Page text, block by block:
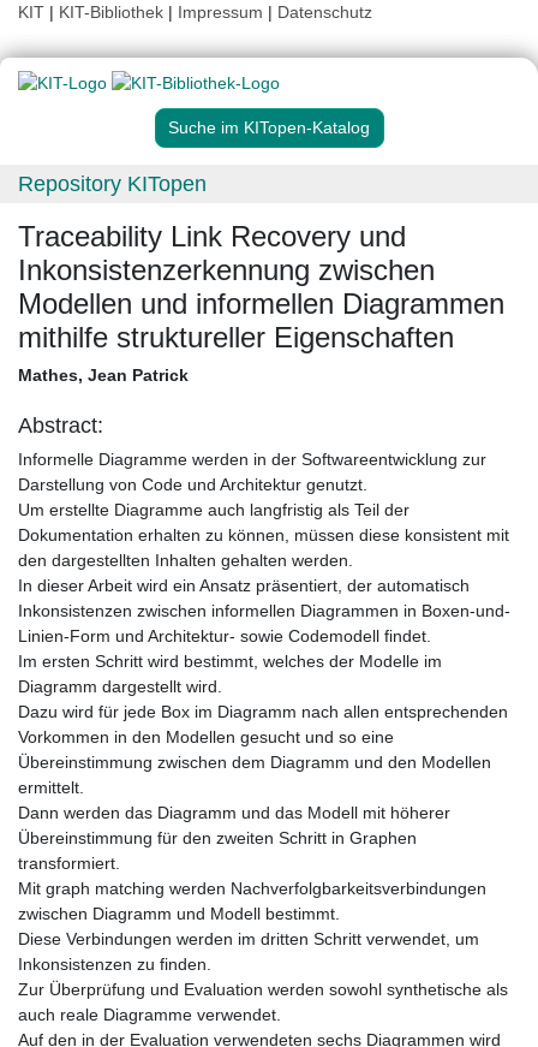
KIT | KIT-Bibliothek | Impressum | Datenschutz
Suche im KITopen-Katalog
Repository KITopen
Traceability Link Recovery und
Inkonsistenzerkennung zwischen
Modellen und informellen Diagrammen
mithilfe struktureller Eigenschaften
Mathes, Jean Patrick
Abstract:
Informelle Diagramme werden in der Softwareentwicklung zur
Darstellung von Code und Architektur genutzt.
Um erstellte Diagramme auch langfristig als Teil der
Dokumentation erhalten zu können, müssen diese konsistent mit
den dargestellten Inhalten gehalten werden.
In dieser Arbeit wird ein Ansatz präsentiert, der automatisch
Inkonsistenzen zwischen informellen Diagrammen in Boxen-und-
Linien-Form und Architektur- sowie Codemodell findet.
Im ersten Schritt wird bestimmt, welches der Modelle im
Diagramm dargestellt wird.
Dazu wird für jede Box im Diagramm nach allen entsprechenden
Vorkommen in den Modellen gesucht und so eine
Übereinstimmung zwischen dem Diagramm und den Modellen
ermittelt.
Dann werden das Diagramm und das Modell mit höherer
Übereinstimmung für den zweiten Schritt in Graphen
transformiert.
Mit graph matching werden Nachverfolgbarkeitsverbindungen
zwischen Diagramm und Modell bestimmt.
Diese Verbindungen werden im dritten Schritt verwendet, um
Inkonsistenzen zu finden.
Zur Überprüfung und Evaluation werden sowohl synthetische als
auch reale Diagramme verwendet.
Auf den in der Evaluation verwendeten sechs Diagrammen wird